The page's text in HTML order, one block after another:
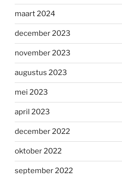
maart 2024
december 2023
november 2023
augustus 2023
mei 2023
april 2023
december 2022
oktober 2022
september 2022